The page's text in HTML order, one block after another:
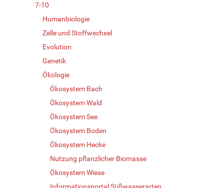
7-10
Humanbiologie
Zelle und Stoffwechsel
Evolution
Genetik
Ökologie
Ökosystem Bach
Ökosystem Wald
Ökosystem See
Ökosystem Boden
Ökosystem Hecke
Nutzung pflanzlicher Biomasse
Ökosystem Wiese